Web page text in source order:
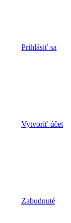
Prihlásiť sa
Vytvoriť účet
Zabudnuté